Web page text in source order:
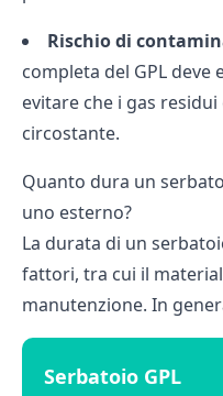
Rischio di
completa del GPL
evitare che i gas
circostante.
Quanto dura un
uno esterno?
La durata di un
fattori, tra cui il
manutenzione. In
Serbatoio GPL